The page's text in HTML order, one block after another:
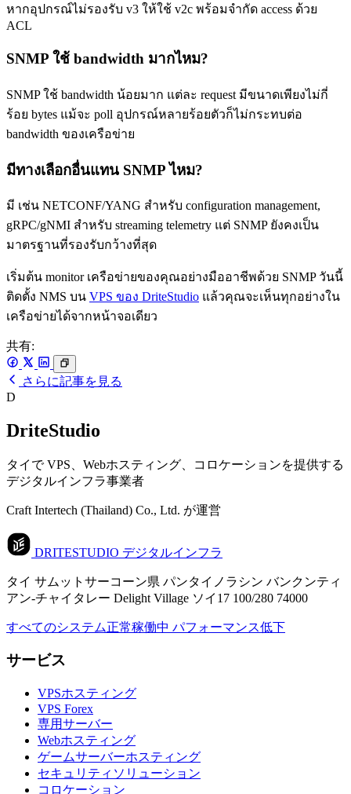
หากอุปกรณ์ไม่รองรับ v3 ให้ใช้ v2c พร้อมจำกัด access ด้วย
ACL
SNMP ใช้ bandwidth มากไหม?
SNMP ใช้ bandwidth น้อยมาก แต่ละ request มีขนาดเพียงไม่กี่
ร้อย bytes แม้จะ poll อุปกรณ์หลายร้อยตัวก็ไม่กระทบต่อ
bandwidth ของเครือข่าย
มีทางเลือกอื่นแทน SNMP ไหม?
มี เช่น NETCONF/YANG สำหรับ configuration management,
gRPC/gNMI สำหรับ streaming telemetry แต่ SNMP ยังคงเป็น
มาตรฐานที่รองรับกว้างที่สุด
เริ่มต้น monitor เครือข่ายของคุณอย่างมืออาชีพด้วย SNMP วันนี้
ติดตั้ง NMS บน VPS ของ DriteStudio แล้วคุณจะเห็นทุกอย่างใน
เครือข่ายได้จากหน้าจอเดียว
共有:
さらに記事を見る
D
DriteStudio
タイで VPS、Webホスティング、コロケーションを提供する
デジタルインフラ事業者
Craft Intertech (Thailand) Co., Ltd. が運営
DRITESTUDIO デジタルインフラ
タイ サムットサーコーン県 パンタイノラシン バンクンティ
アン-チャイタレー Delight Village ソイ17 100/280 74000
すべてのシステム正常稼働中 パフォーマンス低下
サービス
VPSホスティング
VPS Forex
専用サーバー
Webホスティング
ゲームサーバーホスティング
セキュリティソリューション
コロケーション